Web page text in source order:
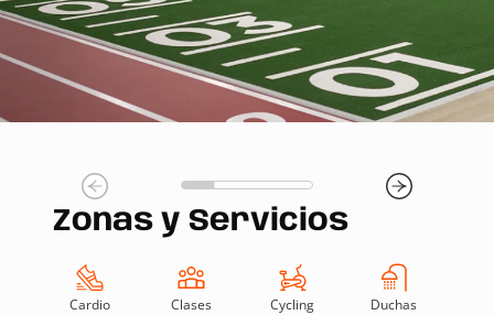
Zonas y Servicios
Cardio Clases Cycling Duchas